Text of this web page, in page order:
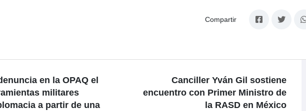
Compartir
en la OPAQ el
militares
a partir de una
Canciller Yván Gil sostiene
encuentro con Primer Ministro de
la RASD en México